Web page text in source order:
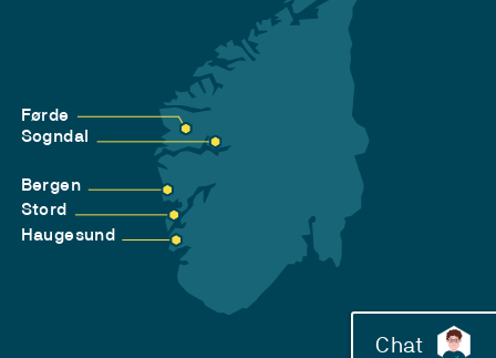
Førde
Sogndal
Bergen
Stord
Haugesund
Chat